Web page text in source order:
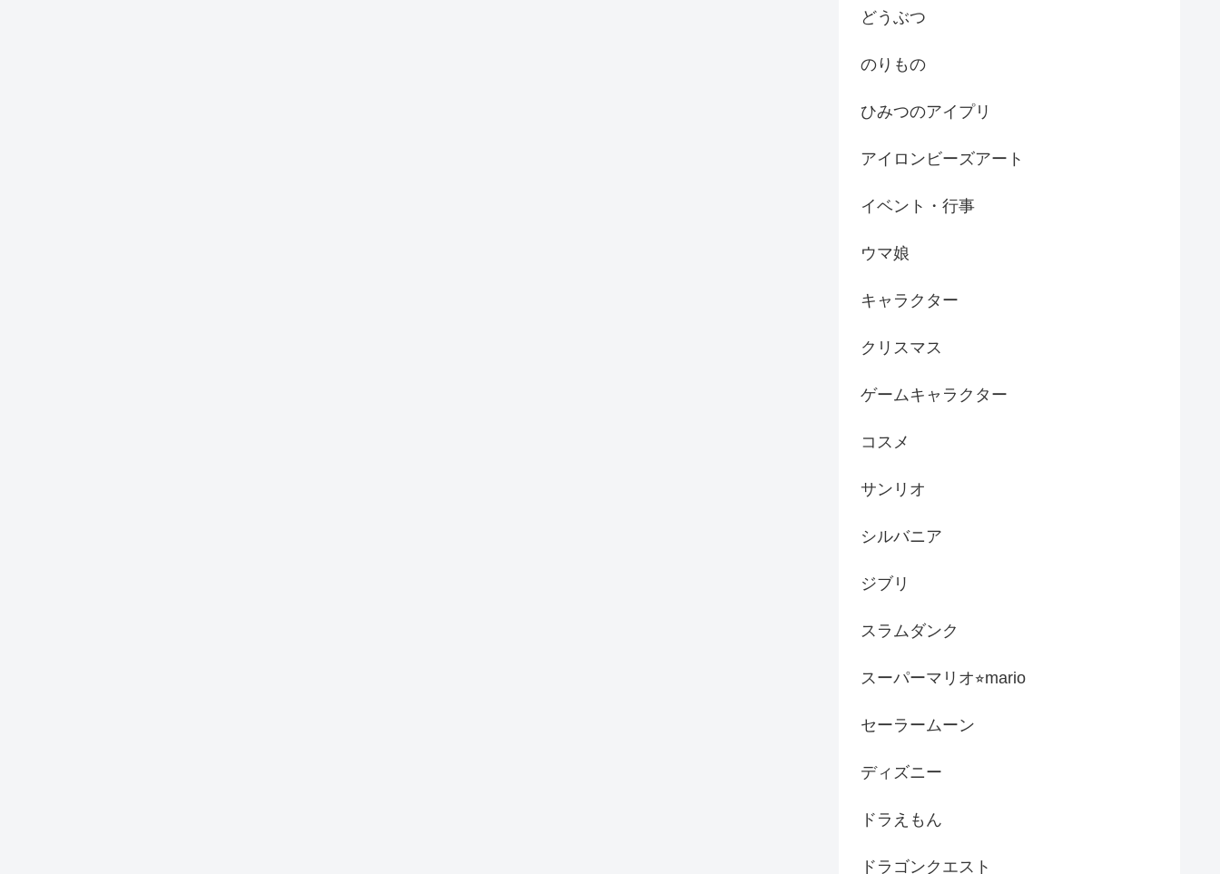
どうぶつ
のりもの
ひみつのアイプリ
アイロンビーズアート
イベント・行事
ウマ娘
キャラクター
クリスマス
ゲームキャラクター
コスメ
サンリオ
シルバニア
ジブリ
スラムダンク
スーパーマリオ⭐︎mario
セーラームーン
ディズニー
ドラえもん
ドラゴンクエスト